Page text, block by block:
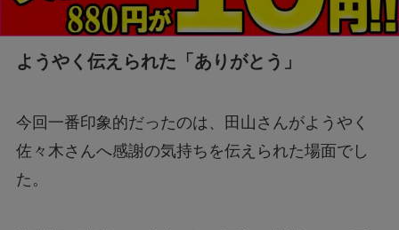
ようやく伝えられた「ありがとう」
今回一番印象的だったのは、田山さんがようやく
佐々木さんへ感謝の気持ちを伝えられた場面でし
た。